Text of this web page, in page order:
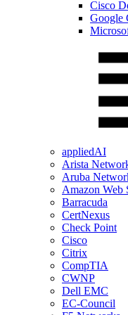
Cisco
Google
appliedAI
Arista
Aruba
Amazon Web
Barracuda
CertNexus
Check Point
Cisco
Citrix
CompTIA
CWNP
Dell EMC
EC-Council